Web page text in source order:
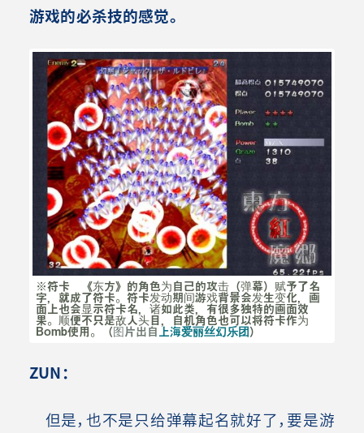
游戏的必杀技的感觉。
※符卡 《东方》的角色为自己的攻击（弹幕）赋予了名
字，就成了符卡。符卡发动期间游戏背景会发生变化，画
面上也会显示符卡名，诸如此类，有很多独特的画面效
果。顺便不只是敌人头目，自机角色也可以将符卡作为
Bomb使用。（图片出自上海爱丽丝幻乐团）
ZUN：
但是，也不是只给弹幕起名就好了，要是游